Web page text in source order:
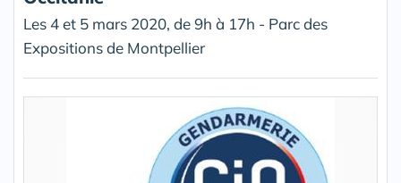
Les 4 et 5 mars 2020, de 9h à 17h - Parc des
Expositions de Montpellier